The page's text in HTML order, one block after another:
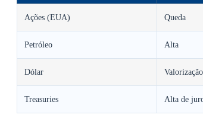
Ações (EUA) Queda
Petróleo Alta
Dólar Valorização
Treasuries Alta de